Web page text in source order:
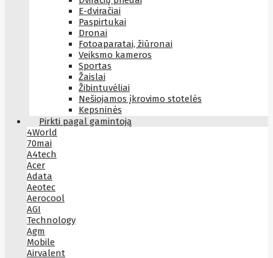
E-dviračiai
Paspirtukai
Dronai
Fotoaparatai, žiūronai
Veiksmo kameros
Sportas
Žaislai
Žibintuvėliai
Nešiojamos įkrovimo stotelės
Kepsninės
Pirkti pagal gamintoją
4World
70mai
A4tech
Acer
Adata
Aeotec
Aerocool
AGI
Technology
Agm
Mobile
Airvalent